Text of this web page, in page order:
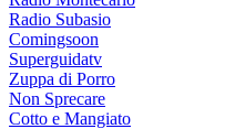
Radio Subasio
Comingsoon
Superguidatv
Zuppa di Porro
Non Sprecare
Cotto e Mangiato